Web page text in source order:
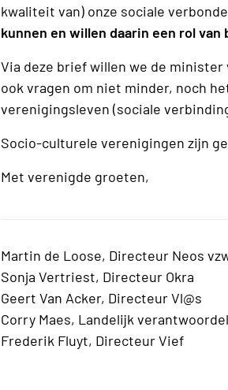
kwaliteit van) onze sociale
kunnen en willen daarin een rol van
Via deze brief willen we de minister
ook vragen om niet minder, noch
verenigingsleven (sociale
Socio-culturele verenigingen zijn
Met verenigde groeten,
Martin de Loose, Directeur Neos
Sonja Vertriest, Directeur Okra
Geert Van Acker, Directeur Vl@s
Corry Maes, Landelijk
Frederik Fluyt, Directeur Vief